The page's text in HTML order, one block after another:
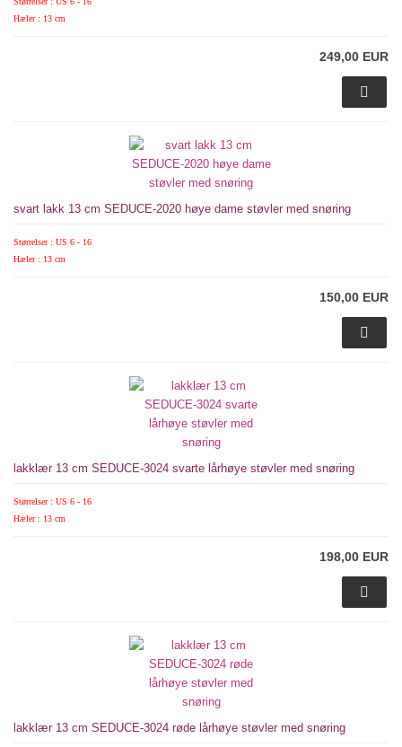
Hæler : 13 cm
249,00 EUR
svart lakk 13 cm SEDUCE-2020 høye dame støvler med snøring
Størrelser : US 6 - 16
Hæler : 13 cm
150,00 EUR
lakklær 13 cm SEDUCE-3024 svarte lårhøye støvler med snøring
Størrelser : US 6 - 16
Hæler : 13 cm
198,00 EUR
lakklær 13 cm SEDUCE-3024 røde lårhøye støvler med snøring